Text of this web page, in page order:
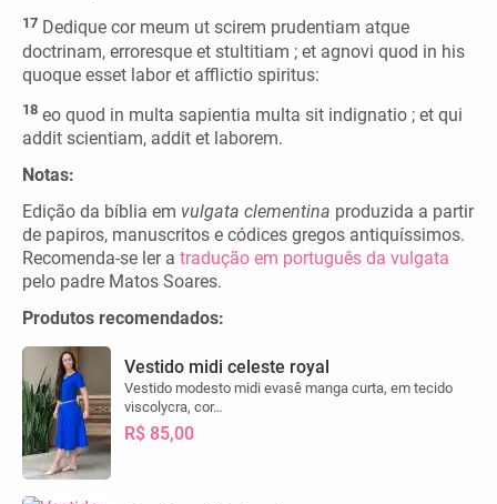
17 Dedique cor meum ut scirem prudentiam atque
doctrinam, erroresque et stultitiam ; et agnovi quod in his
quoque esset labor et afflictio spiritus:
18 eo quod in multa sapientia multa sit indignatio ; et qui
addit scientiam, addit et laborem.
Notas:
Edição da bíblia em vulgata clementina produzida a partir
de papiros, manuscritos e códices gregos antiquíssimos.
Recomenda-se ler a tradução em português da vulgata
pelo padre Matos Soares.
Produtos recomendados:
Vestido midi celeste royal
Vestido modesto midi evasê manga curta, em tecido
viscolycra, cor…
R$ 85,00